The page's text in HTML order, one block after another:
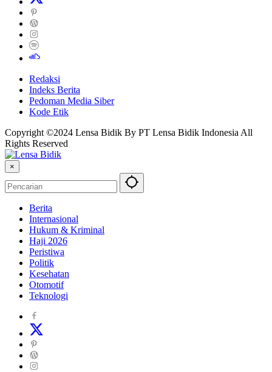
Redaksi
Indeks Berita
Pedoman Media Siber
Kode Etik
Copyright ©2024 Lensa Bidik By PT Lensa Bidik Indonesia All
Rights Reserved
×
Berita
Internasional
Hukum & Kriminal
Haji 2026
Peristiwa
Politik
Kesehatan
Otomotif
Teknologi